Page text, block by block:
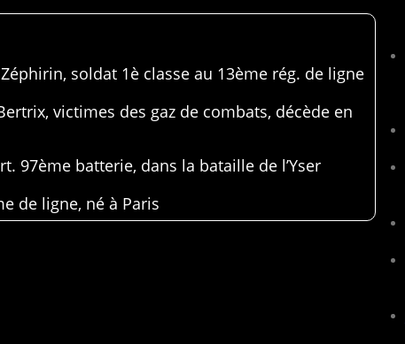
Zéphirin, soldat 1è classe au 13ème rég. de ligne
victimes des gaz de combats, décède en
97ème batterie, dans la bataille de l’Yser
de ligne, né à Paris